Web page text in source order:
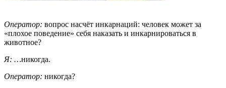
Оператор: вопрос насчёт инкарнаций: человек может за
«плохое поведение» себя наказать и инкарнироваться в
животное?
Я: …никогда.
Оператор: никогда?